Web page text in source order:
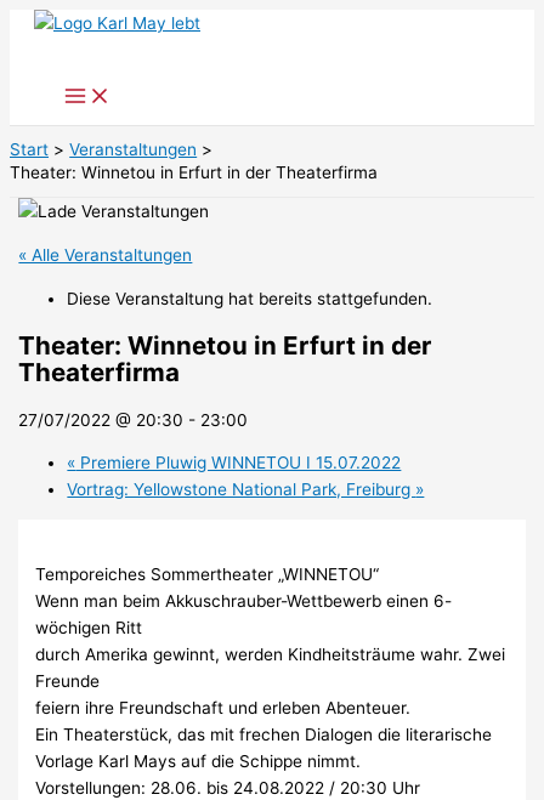
Zum
Start
Veranstaltungen
Theater: Winnetou in Erfurt in der Theaterfirma
« Alle Veranstaltungen
Diese Veranstaltung hat bereits stattgefunden.
Theater: Winnetou in Erfurt in der
Theaterfirma
27/07/2022 @ 20:30 - 23:00
« Premiere Pluwig WINNETOU I 15.07.2022
Vortrag: Yellowstone National Park, Freiburg »
Temporeiches Sommertheater „WINNETOU“
Wenn man beim Akkuschrauber-Wettbewerb einen 6-
wöchigen Ritt
durch Amerika gewinnt, werden Kindheitsträume wahr. Zwei
Freunde
feiern ihre Freundschaft und erleben Abenteuer.
Ein Theaterstück, das mit frechen Dialogen die literarische
Vorlage Karl Mays auf die Schippe nimmt.
Vorstellungen: 28.06. bis 24.08.2022 / 20:30 Uhr